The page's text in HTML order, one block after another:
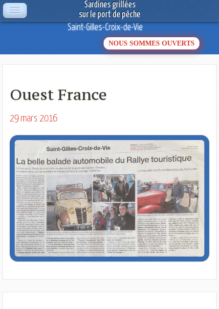
Saint-Gilles-Croix-de-Vie
NOUS SOMMES OUVERTS
Ouest France
29 mars 2016
Sardines grillées
sur le port de pêche